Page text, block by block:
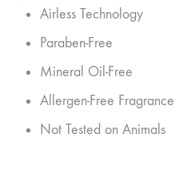
Airless Technology
Paraben-Free
Mineral Oil-Free
Allergen-Free Fragrance
Not Tested on Animals